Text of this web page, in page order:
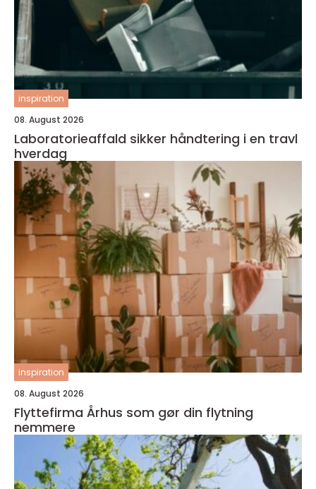
inspiration
08. August 2026
Laboratorieaffald sikker håndtering i en travl
hverdag
inspiration
08. August 2026
Flyttefirma Århus som gør din flytning
nemmere